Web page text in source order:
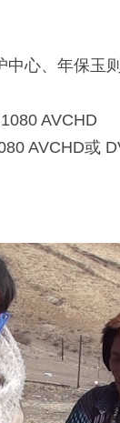
心、年保玉
AVCHD
AVCHD或